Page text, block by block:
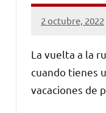
2 octubre, 2022
No
comentarios
La vuelta a la
cuando tienes
vacaciones de